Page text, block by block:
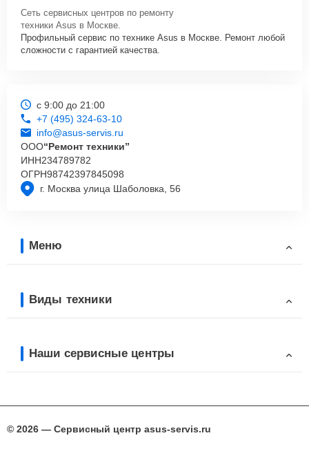
Сеть сервисных центров по ремонту
техники Asus в Москве.
Профильный сервис по технике Asus в Москве. Ремонт любой
сложности с гарантией качества.
г. Москва улица Шаболовка, 56
с 9:00 до 21:00
+7 (495) 324-63-10
info@asus-servis.ru
ООО“Ремонт техники”
ИНН234789782
ОГРН98742397845098
Меню
Виды техники
Наши сервисные центры
© 2026 — Сервисный центр asus-servis.ru